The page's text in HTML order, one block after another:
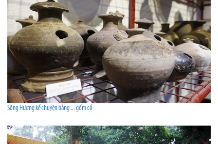
Sông Hương kể chuyện bằng ... gốm cổ